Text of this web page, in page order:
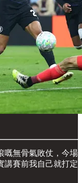
嘅無骨氣敗仗，今場
講賽前我自己就打定